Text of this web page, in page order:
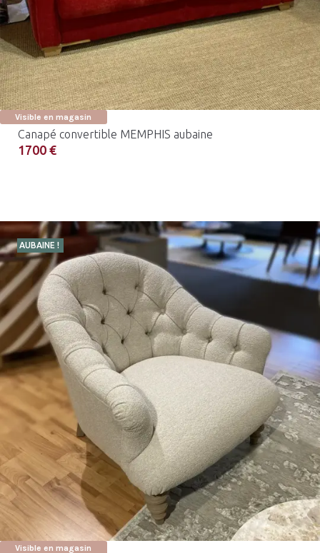
Visible en magasin
Canapé convertible MEMPHIS aubaine
1700 €
AUBAINE !
Visible en magasin